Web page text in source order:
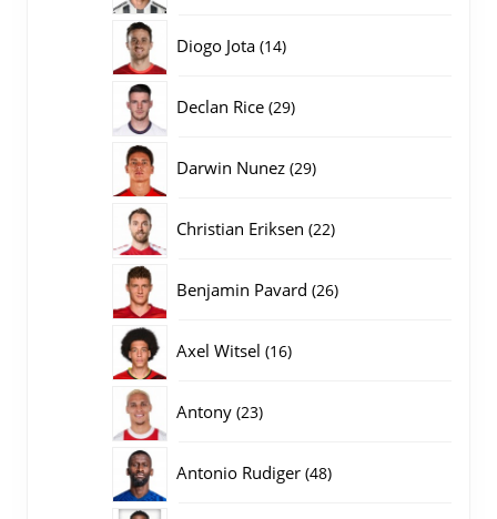
Diogo Jota 1414
Declan Rice 2929
Darwin Nunez 2929
Christian Eriksen 2222
Benjamin Pavard 2626
Axel Witsel 1616
Antony 2323
Antonio Rudiger 4848